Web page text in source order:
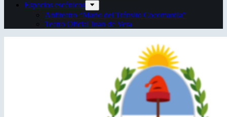
Espacios escénicos
Anfiteatro “Mario del Tránsito Cocomarola”
Teatro Oficial Juan de Vera